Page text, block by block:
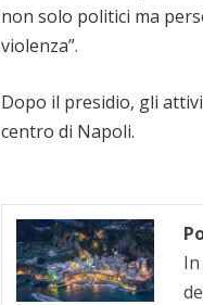
non solo politici ma
violenza”.
Dopo il presidio, gli
centro di Napoli.